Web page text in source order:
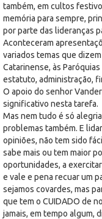
também, em cultos
memória para sempre,
por parte das lideranças
Aconteceram
variados temas que
Catarinense, às
estatuto, administração,
O apoio do senhor
significativo nesta tarefa.
Mas nem tudo é só
problemas também. E
opiniões, não tem sido
sabe mais ou tem maior
oportunidades, a
e vale e pena recuar um
sejamos covardes, mas
que tem o CUIDADO de
jamais, em tempo algum,